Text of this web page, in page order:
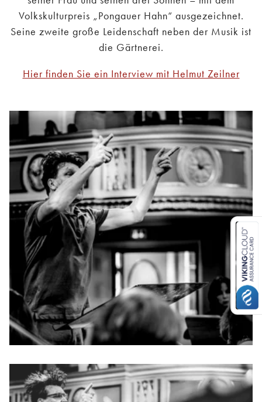
Volkskulturpreis „Pongauer Hahn“ ausgezeichnet.
Seine zweite große Leidenschaft neben der Musik ist
die Gärtnerei.
Hier finden Sie ein Interview mit Helmut Zeilner